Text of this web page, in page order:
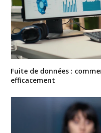
Fuite de données :
efficacement